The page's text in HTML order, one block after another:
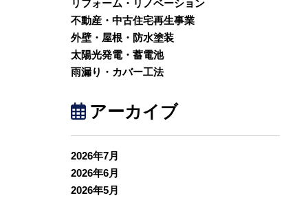
リフォーム・リノベーション
不動産・中古住宅再生事業
外壁・屋根・防水塗装
太陽光発電・蓄電池
雨漏り・カバー工法
アーカイブ
2026年7月
2026年6月
2026年5月